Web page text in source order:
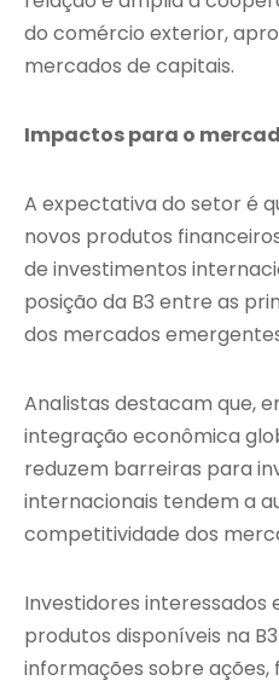
do comércio exterior,
mercados de capitais.
Impactos para o
A expectativa do setor é
novos produtos
de investimentos
posição da B3 entre as
dos mercados
Analistas destacam que,
integração econômica
reduzem barreiras para
internacionais tendem a
competitividade dos
Investidores interessados
produtos disponíveis na
informações sobre ações,